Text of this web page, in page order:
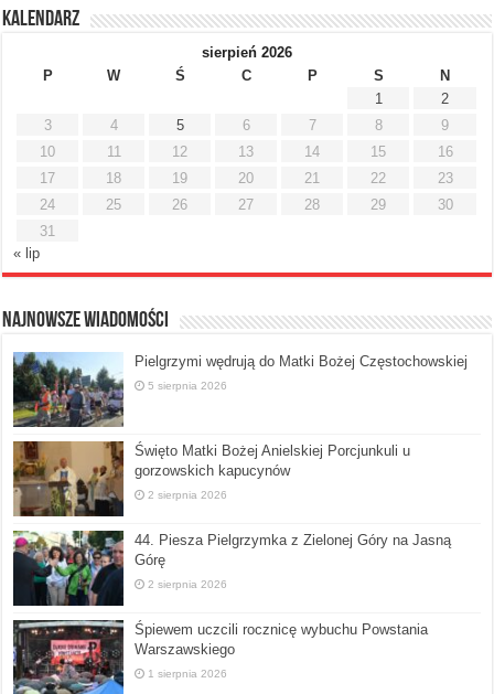
Kalendarz
sierpień 2026
P
W Ś C P S
N
1
2
3
4 5 6 7 8
9
10
11 12 13 14 15
16
17
18 19 20 21 22
23
24
25 26 27 28 29
30
31
« lip
Najnowsze Wiadomości
Pielgrzymi wędrują do Matki Bożej Częstochowskiej
5 sierpnia 2026
Święto Matki Bożej Anielskiej Porcjunkuli u
gorzowskich kapucynów
2 sierpnia 2026
44. Piesza Pielgrzymka z Zielonej Góry na Jasną
Górę
2 sierpnia 2026
Śpiewem uczcili rocznicę wybuchu Powstania
Warszawskiego
1 sierpnia 2026